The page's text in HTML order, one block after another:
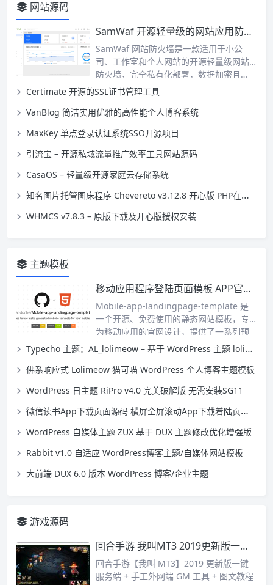
网站源码
SamWaf 开源轻量级的网站应用防火墙
SamWaf 网站防火墙是一款适用于小公
司、工作室和个人网站的开源轻量级网站
防火墙，完全私有化部署，数据加密且…
Certimate 开源的SSL证书管理工具
VanBlog 简洁实用优雅的高性能个人博客系统
MaxKey 单点登录认证系统SSO开源项目
引流宝 – 开源私域流量推广效率工具网站源码
CasaOS – 轻量级开源家庭云存储系统
知名图片托管图床程序 Chevereto v3.12.8 开心版 PHP在线相册网站源码
WHMCS v7.8.3 – 原版下载及开心版授权安装
主题模板
移动应用程序登陆页面模板 APP官网源码
Mobile-app-landingpage-template 是
一个开源、免费使用的静态网站模板，专
为移动应用的官网设计，提供了一系列预
安装功能，如应用图标展示、无限屏幕截
图、链接到应用商店、新闻提及、隐私政
策等。它支持通过 GitHub 进行 Fork 和定
该模板易于部署，支持多种部署平台，如
Netlify、GitPages 或 Surge。
Typecho 主题：AL_lolimeow – 基于 WordPress 主题 lolimeow
佛系响应式 Lolimeow 猫可喵 WordPress 个人博客主题模板
WordPress 日主题 RiPro v4.0 完美破解版 无需安装SG11
微信读书App下载页面源码 横屏全屏滚动App下载着陆页模板源码
WordPress 自媒体主题 ZUX 基于 DUX 主题修改优化增强版
Rabbit v1.0 自适应 WordPress博客主题/自媒体网站模板
大前端 DUX 6.0 版本 WordPress 博客/企业主题
游戏源码
回合手游 我叫MT3 2019更新版一键服务端 手工外网端GM工具 图文教程
回合手游【我叫 MT3】2019 更新版一键
服务端 + 手工外网端 GM 工具 + 图文教程